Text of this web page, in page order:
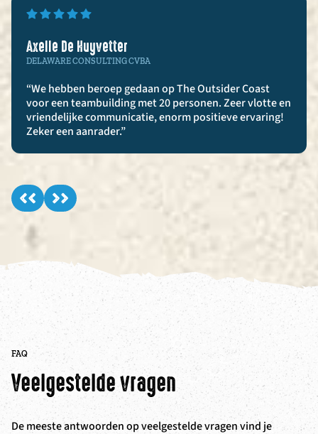
Axelle De Huyvetter
DELAWARE CONSULTING CVBA
“We hebben beroep gedaan op The Outsider Coast
voor een teambuilding met 20 personen. Zeer vlotte en
vriendelijke communicatie, enorm positieve ervaring!
Zeker een aanrader.”
FAQ
Veelgestelde vragen
De meeste antwoorden op veelgestelde vragen vind je